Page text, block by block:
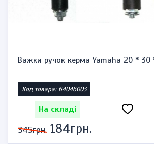
Запальничка бензинова тип
Код товара: 1471864623
На складі
575грн. 276грн.